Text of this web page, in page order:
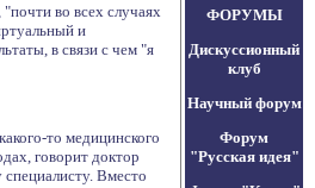
во всех случаях
и
в связи с чем "я
то медицинского
говорит доктор
Вместо
ФОРУМЫ
Дискуссионный
клуб
Научный форум
Форум
"Русская идея"